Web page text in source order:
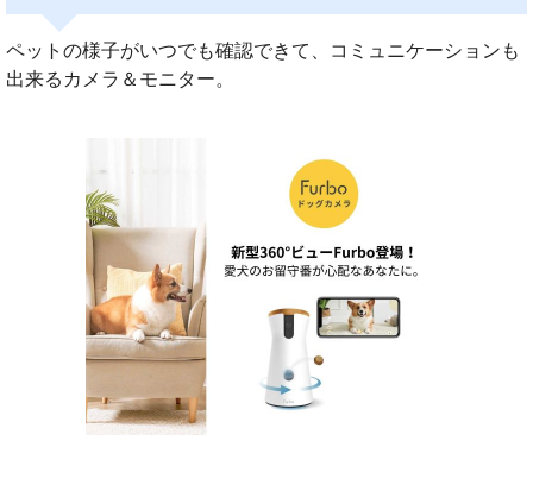
ペットの様子がいつでも確認できて、コミュニケーションも
出来るカメラ＆モニター。